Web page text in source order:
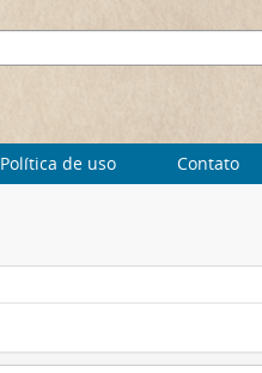
Política de uso Contato